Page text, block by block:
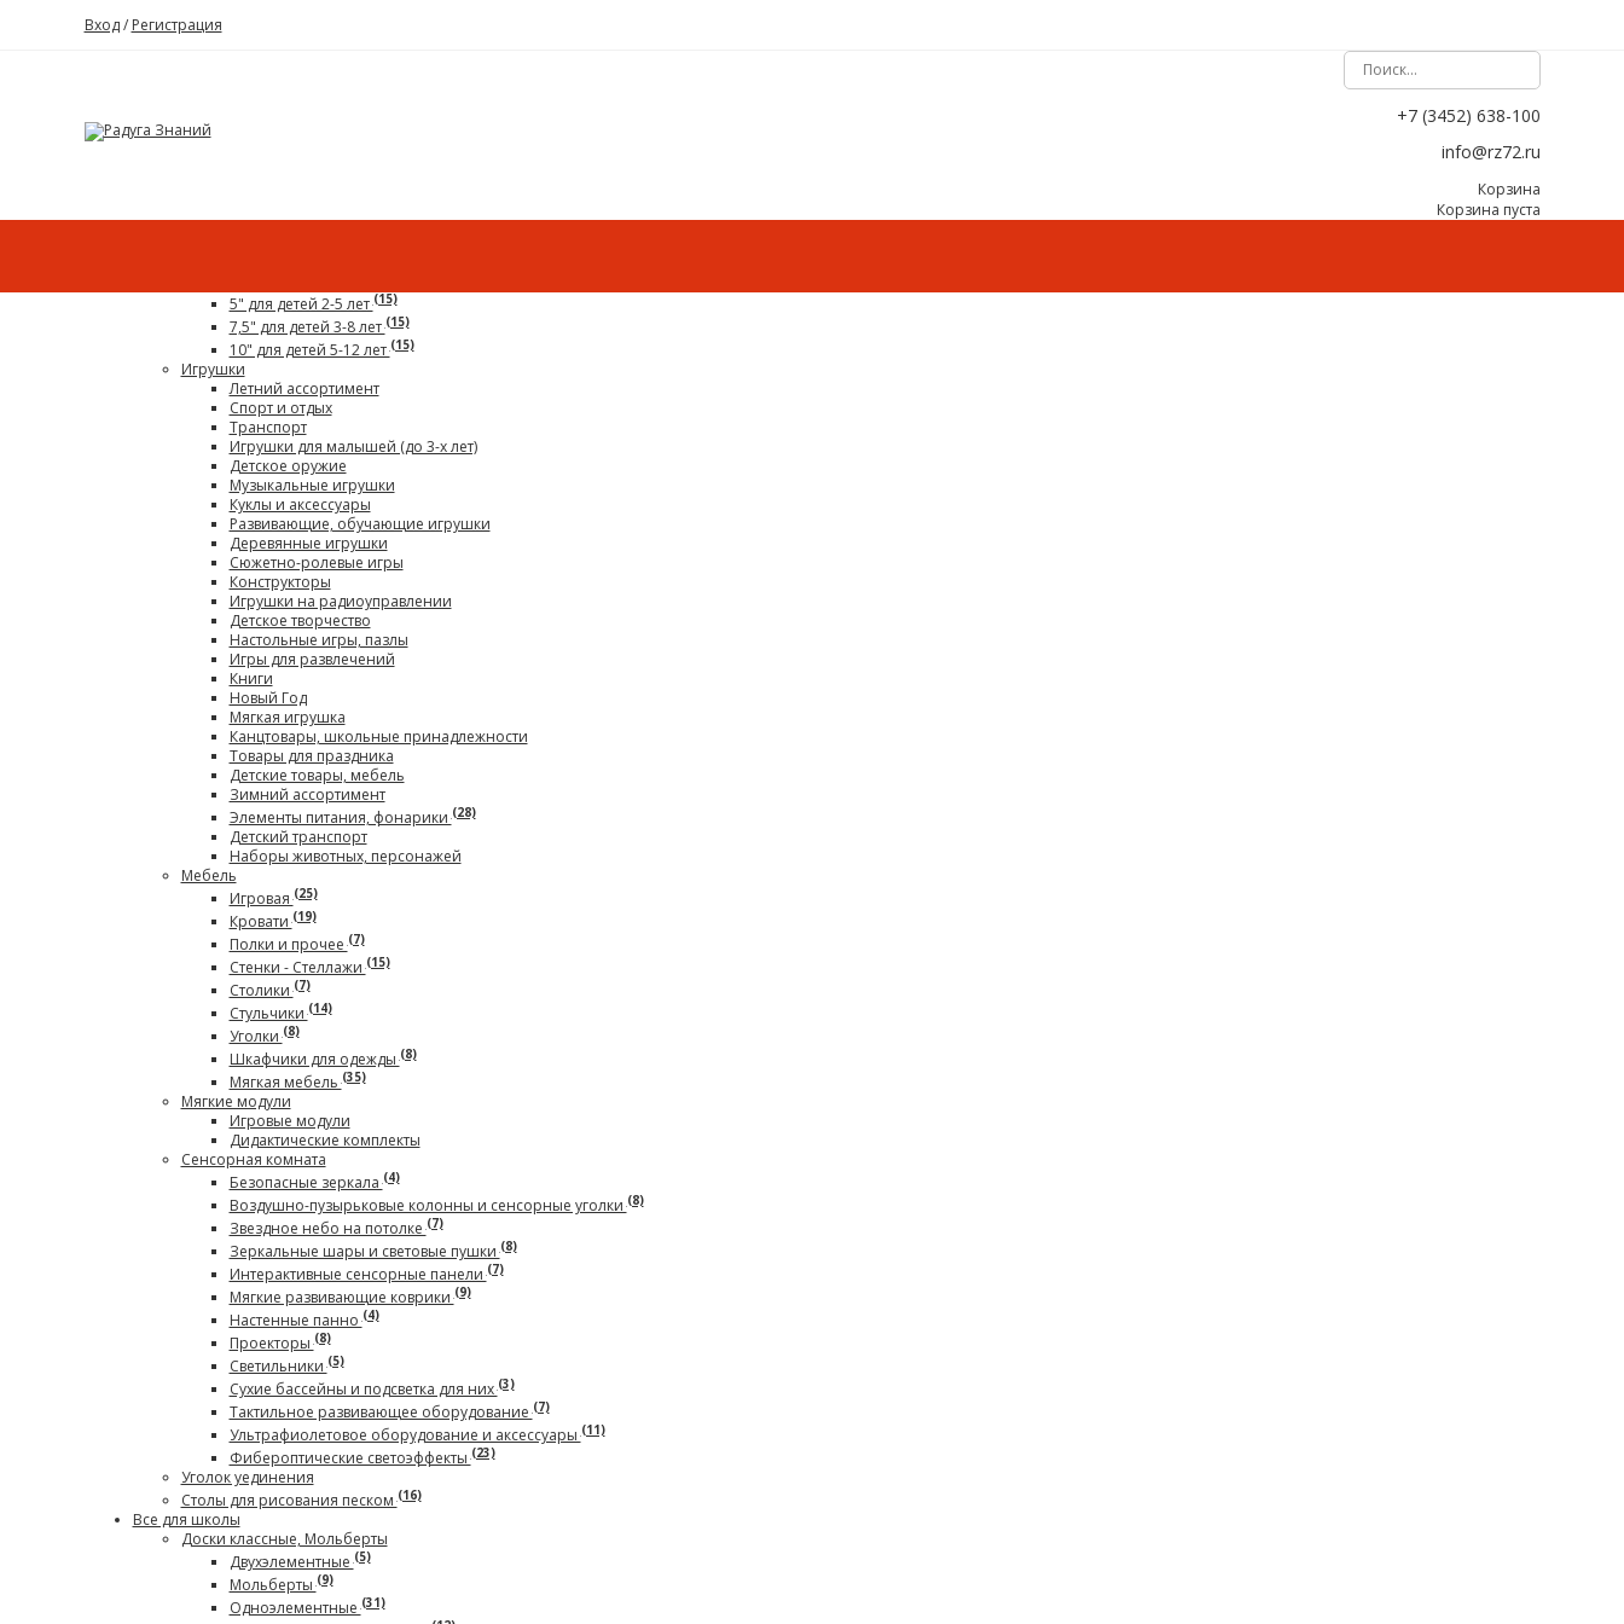
Вход/ Регистрация
+7 (3452) 638-100
info@rz72.ru
Корзина
Корзина пуста
5" для детей 2-5 лет(15)
7,5" для детей 3-8 лет(15)
10" для детей 5-12 лет(15)
Игрушки
Летний ассортимент
Спорт и отдых
Транспорт
Игрушки для малышей (до 3-х лет)
Детское оружие
Музыкальные игрушки
Куклы и аксессуары
Развивающие, обучающие игрушки
Деревянные игрушки
Сюжетно-ролевые игры
Конструкторы
Игрушки на радиоуправлении
Детское творчество
Настольные игры, пазлы
Игры для развлечений
Книги
Новый Год
Мягкая игрушка
Канцтовары, школьные принадлежности
Товары для праздника
Детские товары, мебель
Зимний ассортимент
Элементы питания, фонарики(28)
Детский транспорт
Наборы животных, персонажей
Мебель
Игровая(25)
Кровати(19)
Полки и прочее(7)
Стенки - Стеллажи(15)
Столики(7)
Стульчики(14)
Уголки(8)
Шкафчики для одежды(8)
Мягкая мебель(35)
Мягкие модули
Игровые модули
Дидактические комплекты
Сенсорная комната
Безопасные зеркала(4)
Воздушно-пузырьковые колонны и сенсорные уголки(8)
Звездное небо на потолке(7)
Зеркальные шары и световые пушки(8)
Интерактивные сенсорные панели(7)
Мягкие развивающие коврики(9)
Настенные панно(4)
Проекторы(8)
Светильники(5)
Сухие бассейны и подсветка для них(3)
Тактильное развивающее оборудование(7)
Ультрафиолетовое оборудование и аксессуары(11)
Фибероптические светоэффекты(23)
Уголок уединения
Столы для рисования песком(16)
Все для школы
Доски классные, Мольберты
Двухэлементные(5)
Мольберты(9)
Одноэлементные(31)